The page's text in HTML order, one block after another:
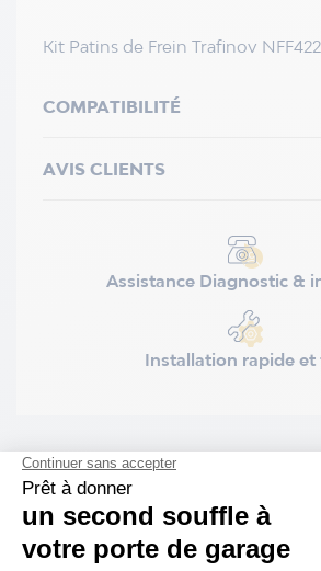
Kit Patins de Frein Trafinov
COMPATIBILITÉ
AVIS CLIENTS
Assistance Diagnostic &
Installation rapide et
COMPATIBILITÉ